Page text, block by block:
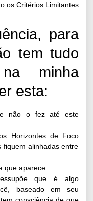
os Critérios Limitantes
para
tem tudo
minha
esta:
não o fez até este
Horizontes de Foco
fiquem alinhadas entre
que aparece
que é algo
baseado em seu